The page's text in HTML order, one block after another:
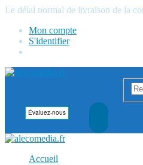
Le délai normal de livraison de la
Mon compte
S'identifier
Accueil